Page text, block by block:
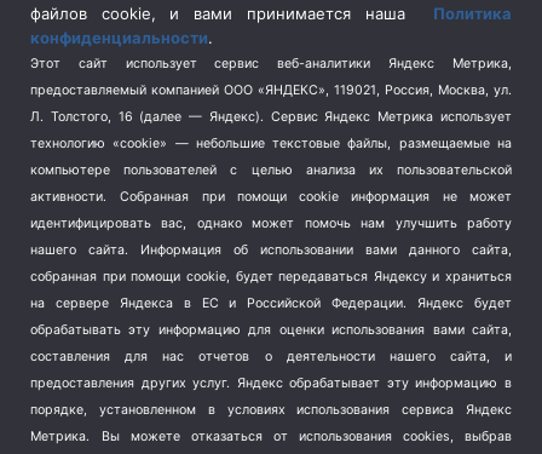
Спецоперация на Украине
(404)
Спорт (740)
Терроризм (1)
Транспорт (262)
Туризм (178)
Школа и спорт (2)
Экология (8)
Экономика (1172)
файлов cookie, и вами принимается наша Политика
конфиденциальности.
Этот сайт использует сервис веб-аналитики Яндекс Метрика,
предоставляемый компанией ООО «ЯНДЕКС», 119021, Россия, Москва, ул.
Л. Толстого, 16 (далее — Яндекс). Сервис Яндекс Метрика использует
технологию «cookie» — небольшие текстовые файлы, размещаемые на
компьютере пользователей с целью анализа их пользовательской
активности.
Собранная при помощи cookie информация не может
идентифицировать вас, однако может помочь нам улучшить работу
нашего сайта. Информация об использовании вами данного сайта,
собранная при помощи cookie, будет передаваться Яндексу и храниться
на сервере Яндекса в ЕС и Российской Федерации. Яндекс будет
обрабатывать эту информацию для оценки использования вами сайта,
составления для нас отчетов о деятельности нашего сайта, и
предоставления других услуг. Яндекс обрабатывает эту информацию в
порядке, установленном в условиях использования сервиса Яндекс
Метрика.
Вы можете отказаться от использования cookies, выбрав